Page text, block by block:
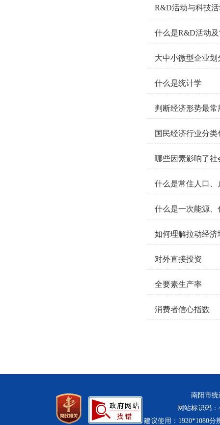
R&D活动与科技
什么是R&D活动
大中小微型企业
什么是统计学
判断经济形势最
国民经济行业分
哪些因素影响了
什么是常住人口
什么是一次能源、
如何理解拉动经
对外直接投资
全要素生产率
消费者信心指数
南阳市统
网站标识码：
建议使用：1920*1080